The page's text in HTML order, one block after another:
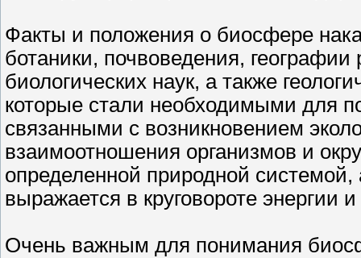
Факты и положения о биосфере
ботаники, почвоведения,
биологических наук, а также
которые стали необходимыми для
связанными с возникновением
взаимоотношения организмов и
определенной природной
выражается в круговороте энергии
Очень важным для понимания